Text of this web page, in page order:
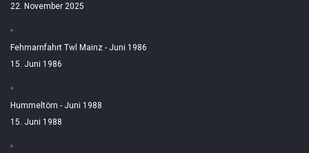
22. November 2025
Fehmarnfahrt Twl Mainz - Juni 1986
15. Juni 1986
Hummeltörn - Juni 1988
15. Juni 1988